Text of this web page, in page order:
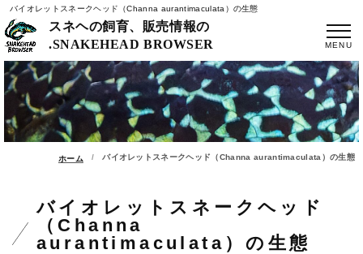
スネヘの飼育、販売情報の
.SNAKEHEAD BROWSER
バイオレットスネークヘッド（Channa aurantimaculata）の生態
ホーム バイオレットスネークヘッド（Channa aurantimaculata）の生態
バイオレットスネークヘッド
（Channa
aurantimaculata）の生態